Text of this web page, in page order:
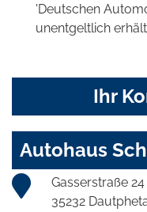
'Deutschen
unentgeltlich
Ihr
Autohaus
Gasserstraße 24
35232